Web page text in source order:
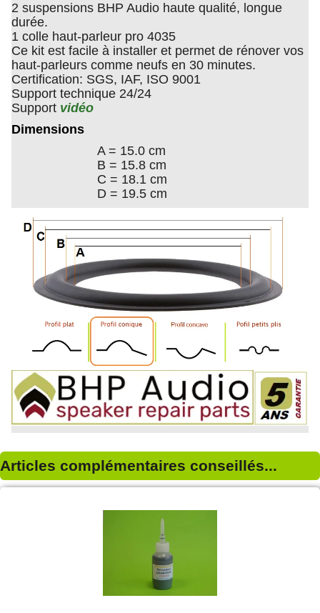
2 suspensions BHP Audio haute qualité, longue
durée.
1 colle haut-parleur pro 4035
Ce kit est facile à installer et permet de rénover vos
haut-parleurs comme neufs en 30 minutes.
Certification: SGS, IAF, ISO 9001
Support technique 24/24
Support vidéo
Dimensions
A = 15.0 cm
B = 15.8 cm
C = 18.1 cm
D = 19.5 cm
Articles complémentaires conseillés...